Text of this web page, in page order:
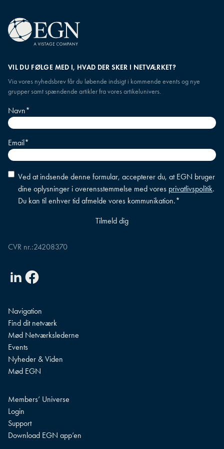
VIL DU FØLGE MED I, HVAD DER SKER I NETVÆRKET?
Via vores nyhedsbrev får du løbende indsigt i kommende events og nye
grupper samt spændende artikler fra vores artikelunivers.
Navn*
Email*
Accepter
betingelser*
Ved at indsende denne formular, accepterer du, at EGN bruger
dine oplysninger i overensstemmelse med vores privatlivspolitik.
Du kan til enhver tid afmelde vores kommunikation.*
CVR nr.:24208370
LinkedinFacebook
Navigation
Find dit netværk
Mød Netværkslederne
Events
Nyheder & Viden
Mød EGN
Members’ Universe
Login
Support
Download EGN app’en